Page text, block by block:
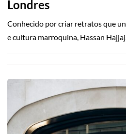
Londres
Conhecido por criar retratos que
e cultura marroquina, Hassan